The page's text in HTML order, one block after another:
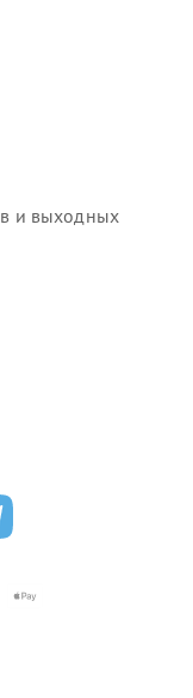
и выходных